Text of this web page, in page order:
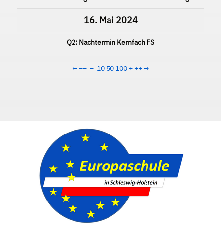
16. Mai 2024
Q2: Nachtermin Kernfach FS
← −− − 10 50 100 + ++→